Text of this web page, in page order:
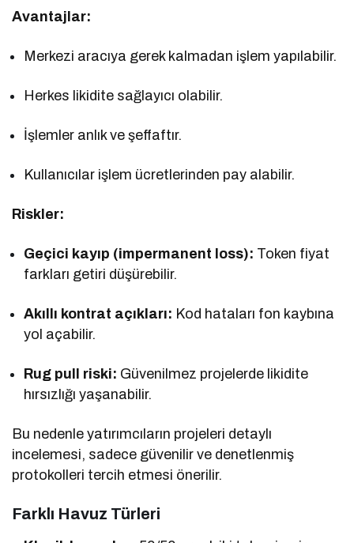
Avantajlar:
Merkezi aracıya gerek kalmadan işlem yapılabilir.
Herkes likidite sağlayıcı olabilir.
İşlemler anlık ve şeffaftır.
Kullanıcılar işlem ücretlerinden pay alabilir.
Riskler:
Geçici kayıp (impermanent loss): Token fiyat
farkları getiri düşürebilir.
Akıllı kontrat açıkları: Kod hataları fon kaybına
yol açabilir.
Rug pull riski: Güvenilmez projelerde likidite
hırsızlığı yaşanabilir.
Bu nedenle yatırımcıların projeleri detaylı
incelemesi, sadece güvenilir ve denetlenmiş
protokolleri tercih etmesi önerilir.
Farklı Havuz Türleri